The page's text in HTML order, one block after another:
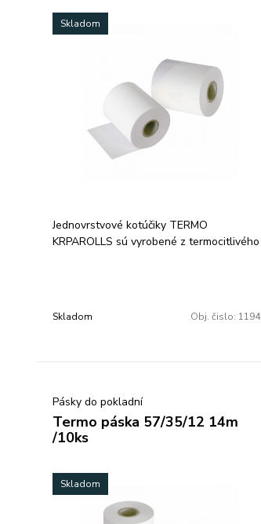
Skladom
Jednovrstvové kotúčiky TERMO
KRPAROLLS sú vyrobené z termocitlivého
ks vo fólii. 1 kartón = 6 bal (t.z. 30 ks) 1
Skladom Obj. čislo:
Pásky do pokladní
Termo páska 57/35/12 14m
/10ks
Skladom